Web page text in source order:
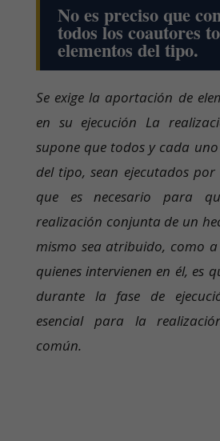
No es preciso que
todos los coautores
elementos del tipo.
Se exige la aportación de
en su ejecución La
supone que todos y cada
del tipo, sean ejecutados
que es necesario para
realización conjunta de un
mismo sea atribuido, como
quienes intervienen en él, es
durante la fase de
esencial para la
común.